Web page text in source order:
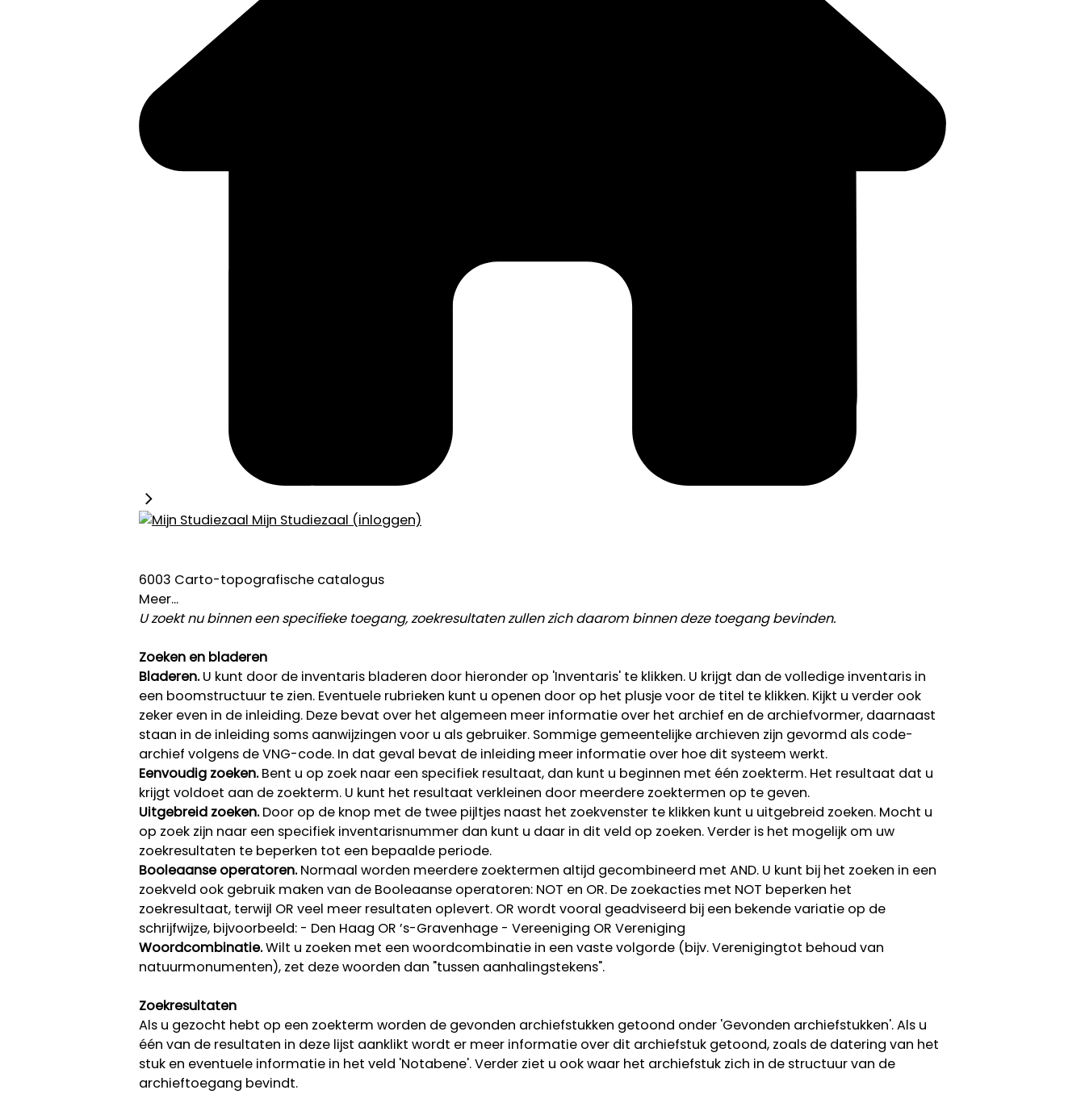
Mijn Studiezaal (inloggen)
6003 Carto-topografische catalogus
Meer...
U zoekt nu binnen een specifieke toegang, zoekresultaten zullen zich daarom binnen deze toegang bevinden.
Zoeken en bladeren
Bladeren.U kunt door de inventaris bladeren door hieronder op 'Inventaris' te klikken. U krijgt dan de volledige inventaris in
een boomstructuur te zien. Eventuele rubrieken kunt u openen door op het plusje voor de titel te klikken. Kijkt u verder ook
zeker even in de inleiding. Deze bevat over het algemeen meer informatie over het archief en de archiefvormer, daarnaast
staan in de inleiding soms aanwijzingen voor u als gebruiker. Sommige gemeentelijke archieven zijn gevormd als code-
archief volgens de VNG-code. In dat geval bevat de inleiding meer informatie over hoe dit systeem werkt.
Eenvoudig zoeken.Bent u op zoek naar een specifiek resultaat, dan kunt u beginnen met één zoekterm. Het resultaat dat u
krijgt voldoet aan de zoekterm. U kunt het resultaat verkleinen door meerdere zoektermen op te geven.
Uitgebreid zoeken.Door op de knop met de twee pijltjes naast het zoekvenster te klikken kunt u uitgebreid zoeken. Mocht u
op zoek zijn naar een specifiek inventarisnummer dan kunt u daar in dit veld op zoeken. Verder is het mogelijk om uw
zoekresultaten te beperken tot een bepaalde periode.
Booleaanse operatoren.Normaal worden meerdere zoektermen altijd gecombineerd met AND. U kunt bij het zoeken in een
zoekveld ook gebruik maken van de Booleaanse operatoren: NOT en OR. De zoekacties met NOT beperken het
zoekresultaat, terwijl OR veel meer resultaten oplevert. OR wordt vooral geadviseerd bij een bekende variatie op de
schrijfwijze, bijvoorbeeld: - Den Haag OR ’s-Gravenhage - Vereeniging OR Vereniging
Woordcombinatie.Wilt u zoeken met een woordcombinatie in een vaste volgorde (bijv. Verenigingtot behoud van
natuurmonumenten), zet deze woorden dan "tussen aanhalingstekens".
Zoekresultaten
Als u gezocht hebt op een zoekterm worden de gevonden archiefstukken getoond onder 'Gevonden archiefstukken'. Als u
één van de resultaten in deze lijst aanklikt wordt er meer informatie over dit archiefstuk getoond, zoals de datering van het
stuk en eventuele informatie in het veld 'Notabene'. Verder ziet u ook waar het archiefstuk zich in de structuur van de
archieftoegang bevindt.